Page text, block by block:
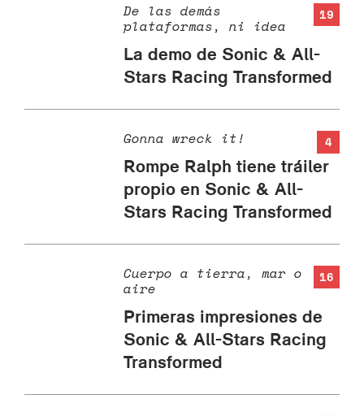
19
De las demás
plataformas, ni idea
La demo de Sonic & All-
Stars Racing Transformed
4
Gonna wreck it!
Rompe Ralph tiene tráiler
propio en Sonic & All-
Stars Racing Transformed
16
Cuerpo a tierra, mar o
aire
Primeras impresiones de
Sonic & All-Stars Racing
Transformed